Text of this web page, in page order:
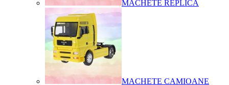
MACHETE REPLICA
MACHETE CAMIOANE